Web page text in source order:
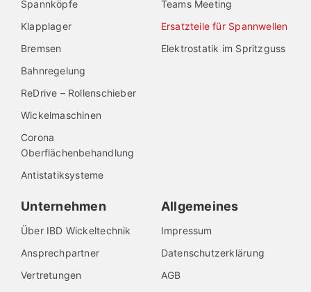
Spannköpfe
Klapplager
Bremsen
Bahnregelung
ReDrive – Rollenschieber
Wickelmaschinen
Corona
Oberflächenbehandlung
Antistatiksysteme
Teams Meeting
Ersatzteile für Spannwellen
Elektrostatik im Spritzguss
Unternehmen
Über IBD Wickeltechnik
Ansprechpartner
Vertretungen
Allgemeines
Impressum
Datenschutzerklärung
AGB